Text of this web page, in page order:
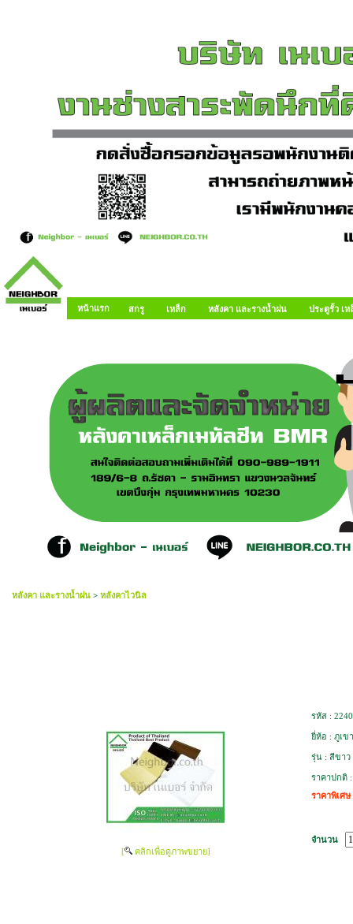
หน้าแรก สกรู เหล็ก หลังคา และรางน้ำฝน ประตูรั้ว เ
หลังคา และรางน้ำฝน > หลังคาไวนิล
[ คลิกเพื่อดูภาพขยาย]
รหัส :
ยี่ห้อ : ภูเขา
รุ่น : สีขาว
ราคาปกติ
ราคาพิเศ
จำนวน